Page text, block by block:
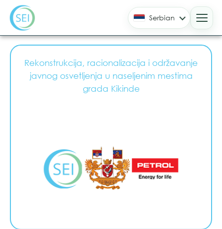
Serbian
Kikinda
Rekonstrukcija, racionalizacija i održavanje
javnog osvetljenja u naseljenim mestima
grada Kikinde